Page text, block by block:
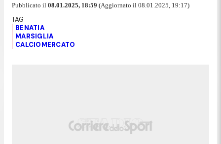
Pubblicato il 08.01.2025, 18:59 (Aggiornato il 08.01.2025, 19:17)
BENATIA
MARSIGLIA
CALCIOMERCATO